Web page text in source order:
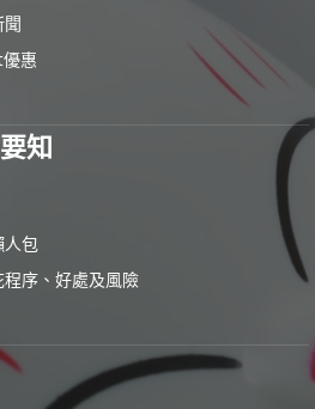
聞
惠
知
包
序、好處及風險